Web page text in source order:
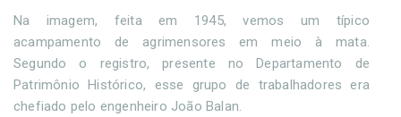
Na imagem, feita em 1945, vemos um típico
acampamento de agrimensores em meio à mata.
Segundo o registro, presente no Departamento de
Patrimônio Histórico, esse grupo de trabalhadores era
chefiado pelo engenheiro João Balan.